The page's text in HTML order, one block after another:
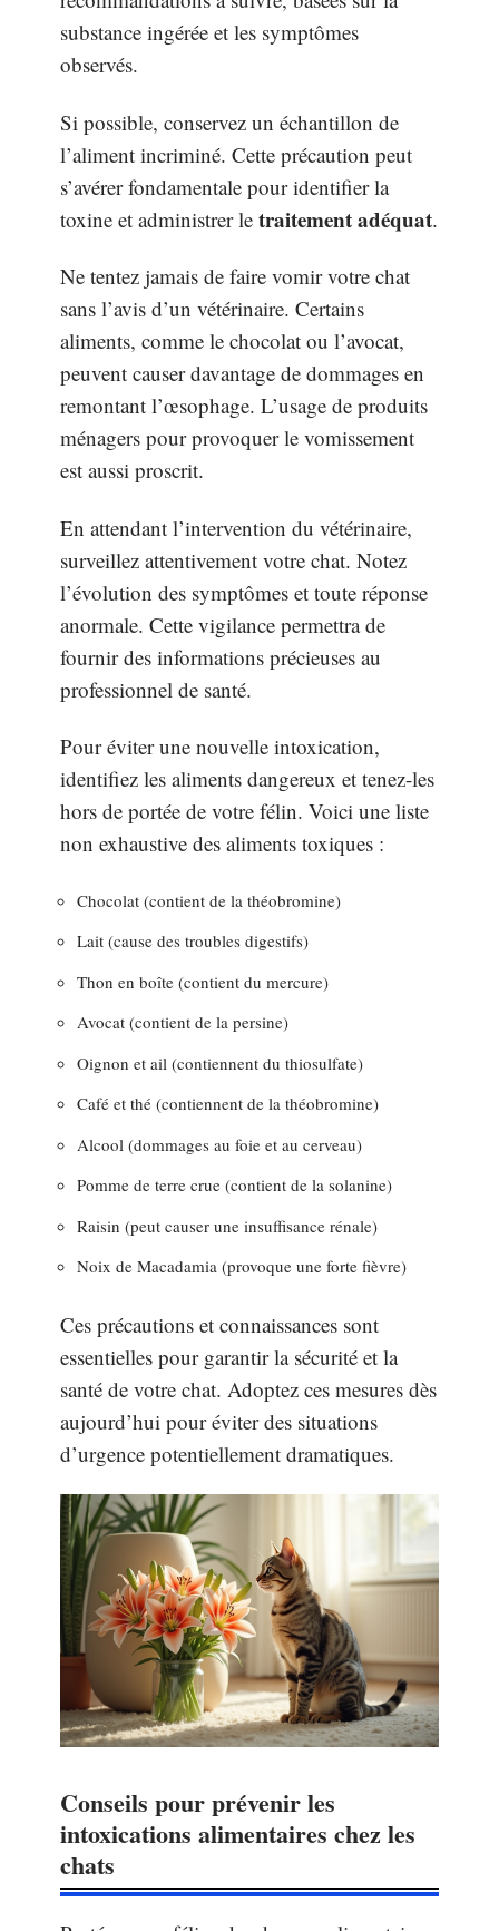
substance ingérée et les symptômes
observés.
Si possible, conservez un échantillon de
l’aliment incriminé. Cette précaution peut
s’avérer fondamentale pour identifier la
toxine et administrer le traitement adéquat.
Ne tentez jamais de faire vomir votre chat
sans l’avis d’un vétérinaire. Certains
aliments, comme le chocolat ou l’avocat,
peuvent causer davantage de dommages en
remontant l’œsophage. L’usage de produits
ménagers pour provoquer le vomissement
est aussi proscrit.
En attendant l’intervention du vétérinaire,
surveillez attentivement votre chat. Notez
l’évolution des symptômes et toute réponse
anormale. Cette vigilance permettra de
fournir des informations précieuses au
professionnel de santé.
Pour éviter une nouvelle intoxication,
identifiez les aliments dangereux et tenez-les
hors de portée de votre félin. Voici une liste
non exhaustive des aliments toxiques :
Chocolat (contient de la théobromine)
Lait (cause des troubles digestifs)
Thon en boîte (contient du mercure)
Avocat (contient de la persine)
Oignon et ail (contiennent du thiosulfate)
Café et thé (contiennent de la théobromine)
Alcool (dommages au foie et au cerveau)
Pomme de terre crue (contient de la solanine)
Raisin (peut causer une insuffisance rénale)
Noix de Macadamia (provoque une forte fièvre)
Ces précautions et connaissances sont
essentielles pour garantir la sécurité et la
santé de votre chat. Adoptez ces mesures dès
aujourd’hui pour éviter des situations
d’urgence potentiellement dramatiques.
Conseils pour prévenir les
intoxications alimentaires chez les
chats